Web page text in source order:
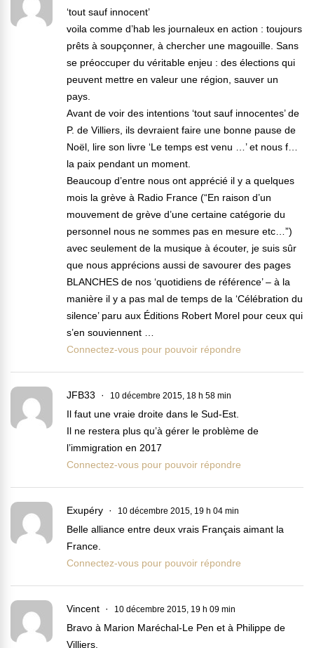
‘tout sauf innocent’
voila comme d’hab les journaleux en action : toujours
prêts à soupçonner, à chercher une magouille. Sans
se préoccuper du véritable enjeu : des élections qui
peuvent mettre en valeur une région, sauver un
pays.
Avant de voir des intentions ‘tout sauf innocentes’ de
P. de Villiers, ils devraient faire une bonne pause de
Noël, lire son livre ‘Le temps est venu …’ et nous f…
la paix pendant un moment.
Beaucoup d’entre nous ont apprécié il y a quelques
mois la grève à Radio France (“En raison d’un
mouvement de grève d’une certaine catégorie du
personnel nous ne sommes pas en mesure etc…”)
avec seulement de la musique à écouter, je suis sûr
que nous apprécions aussi de savourer des pages
BLANCHES de nos ‘quotidiens de référence’ – à la
manière il y a pas mal de temps de la ‘Célébration du
silence’ paru aux Éditions Robert Morel pour ceux qui
s’en souviennent …
Connectez-vous pour pouvoir répondre
JFB33 10 décembre 2015, 18 h 58 min
Il faut une vraie droite dans le Sud-Est.
Il ne restera plus qu’à gérer le problème de
l’immigration en 2017
Connectez-vous pour pouvoir répondre
Exupéry 10 décembre 2015, 19 h 04 min
Belle alliance entre deux vrais Français aimant la
France.
Connectez-vous pour pouvoir répondre
Vincent 10 décembre 2015, 19 h 09 min
Bravo à Marion Maréchal-Le Pen et à Philippe de
Villiers.